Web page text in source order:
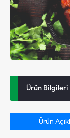
Ürün Bilgileri
Ürün